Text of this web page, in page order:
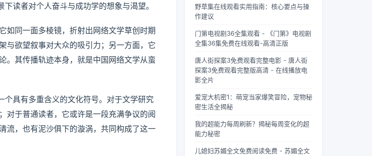
读者对个人奋斗与成功学的想象与渴望。
如同一面多棱镜，折射出网络文学草创时期
与欲望叙事对大众的吸引力；另一方面，它
。其传播轨迹本身，就是中国网络文学从蛮
个具有多重含义的文化符号。对于文学研究
对于普通读者，它或许是一段充满争议的阅
流，也有泥沙俱下的漩涡，共同构成了这一
少观众
对此感
奇：明
明是同
一部
剧，怎
么会有
本呢？
首先
妄。他
间，更
是藏着
雷霆万
钧的力
凶猛”
摩挲着
眼神中
对未来
的憧憬
柠出身
野草集在线观看实用指南：核心要点与操
作建议
门第电视剧36全集观看 - 《门第》电视剧
全集36集免费在线观看-高清正版
唐人街探案3免费观看完整电影 - 唐人街
探案3免费观看完整版高清 - 在线播放电
影全片
爱宠大机密1：萌宠当家爆笑冒险，宠物秘
密生活全揭秘
我的超能力每周刷新？揭秘每周变化的超
能力秘密
儿媳妇苏媚全文免费阅读免费 - 苏媚全文